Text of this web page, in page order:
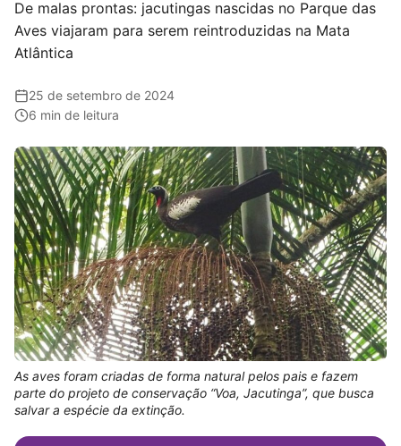
De malas prontas: jacutingas nascidas no Parque das
Aves viajaram para serem reintroduzidas na Mata
Atlântica
25 de setembro de 2024
6 min de leitura
As aves foram criadas de forma natural pelos pais e fazem
parte do projeto de conservação “Voa, Jacutinga”, que busca
salvar a espécie da extinção.